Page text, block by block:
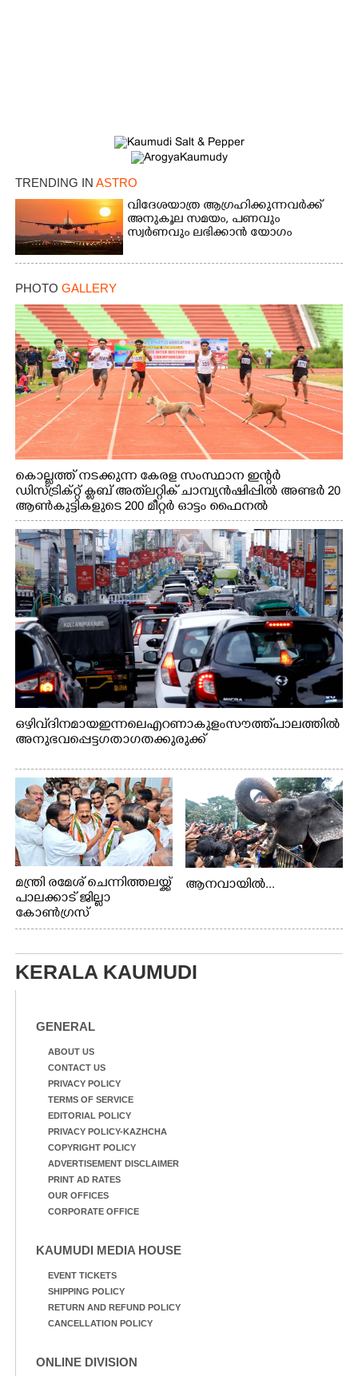
TRENDING IN ASTRO
വിദേശയാത്ര ആഗ്രഹിക്കുന്നവർക്ക്
അനുകൂല സമയം,​ പണവും
സ്വർണവും ലഭിക്കാൻ യോഗം
PHOTO GALLERY
കൊല്ലത്ത് നടക്കുന്ന കേരള സംസ്ഥാന ഇന്റർ
ഡിസ്ട്രിക്റ്റ് ക്ലബ് അത്‌ലറ്റിക് ചാമ്പ്യൻഷിപ്പിൽ അണ്ടർ 20
ആൺകുട്ടികളുടെ 200 മീറ്റർ ഓട്ടം ഫൈനൽ
മത്സരത്തിനിടെ സിന്തറ്റിക് ട്രാക്കിന് കുറുകെ ഓടുന്ന
നായകൾ.
ഒഴിവ് ദിനമായ ഇന്നലെ എറണാകുളം സൗത്ത് പാലത്തിൽ
അനുഭവപ്പെട്ട ഗതാഗതക്കുരുക്ക്
മന്ത്രി രമേശ് ചെന്നിത്തലയ്ക്ക്
പാലക്കാട് ജില്ലാ
കോൺഗ്രസ്
ആനവായിൽ...
KERALA KAUMUDI
GENERAL
ABOUT US
CONTACT US
PRIVACY POLICY
TERMS OF SERVICE
EDITORIAL POLICY
PRIVACY POLICY-KAZHCHA
COPYRIGHT POLICY
ADVERTISEMENT DISCLAIMER
PRINT AD RATES
OUR OFFICES
CORPORATE OFFICE
KAUMUDI MEDIA HOUSE
EVENT TICKETS
SHIPPING POLICY
RETURN AND REFUND POLICY
CANCELLATION POLICY
ONLINE DIVISION
×
Share this link
Copy Link